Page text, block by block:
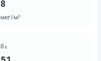
8
мкг/м³
O₃